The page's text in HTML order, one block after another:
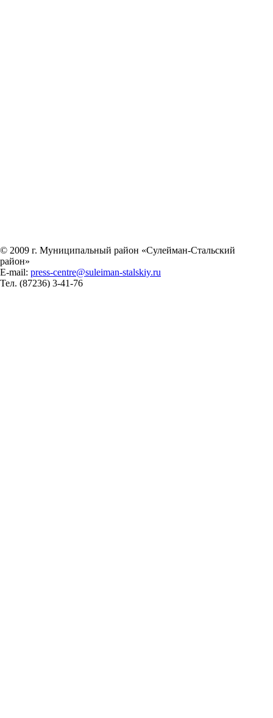
© 2009 г. Муниципальный район «Сулейман-Стальский
район»
E-mail: press-centre@suleiman-stalskiy.ru
Тел. (87236) 3-41-76